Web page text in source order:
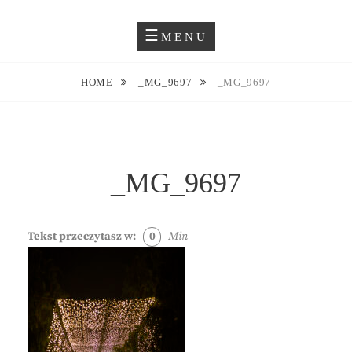
JUSTYNA EWA GROCHOWSKA
MENU
HOME _MG_9697 _MG_9697
_MG_9697
Tekst przeczytasz w: 0 Min